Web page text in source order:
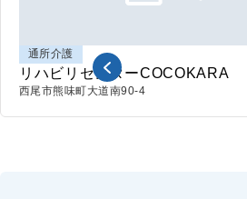
通所介護
リハビリセンターCOCOKARA
西尾市熊味町大道南90-4